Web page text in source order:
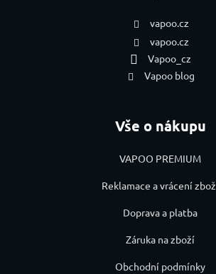
vapoo.cz
vapoo.cz
Vapoo_cz
Vapoo blog
Vše o nákupu
VAPOO PREMIUM
Reklamace a vrácení
Doprava a platba
Záruka na zboží
Obchodní podmínky